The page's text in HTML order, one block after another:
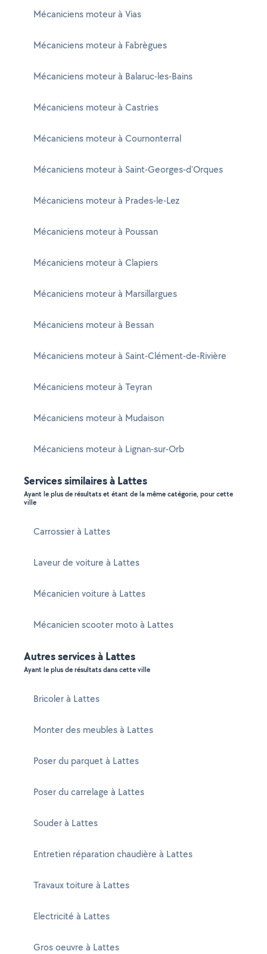
Mécaniciens moteur à Vias
Mécaniciens moteur à Fabrègues
Mécaniciens moteur à Balaruc-les-Bains
Mécaniciens moteur à Castries
Mécaniciens moteur à Cournonterral
Mécaniciens moteur à Saint-Georges-d'Orques
Mécaniciens moteur à Prades-le-Lez
Mécaniciens moteur à Poussan
Mécaniciens moteur à Clapiers
Mécaniciens moteur à Marsillargues
Mécaniciens moteur à Bessan
Mécaniciens moteur à Saint-Clément-de-Rivière
Mécaniciens moteur à Teyran
Mécaniciens moteur à Mudaison
Mécaniciens moteur à Lignan-sur-Orb
Services similaires à Lattes
Ayant le plus de résultats et étant de la même catégorie, pour cette
ville
Carrossier à Lattes
Laveur de voiture à Lattes
Mécanicien voiture à Lattes
Mécanicien scooter moto à Lattes
Autres services à Lattes
Ayant le plus de résultats dans cette ville
Bricoler à Lattes
Monter des meubles à Lattes
Poser du parquet à Lattes
Poser du carrelage à Lattes
Souder à Lattes
Entretien réparation chaudière à Lattes
Travaux toiture à Lattes
Electricité à Lattes
Gros oeuvre à Lattes